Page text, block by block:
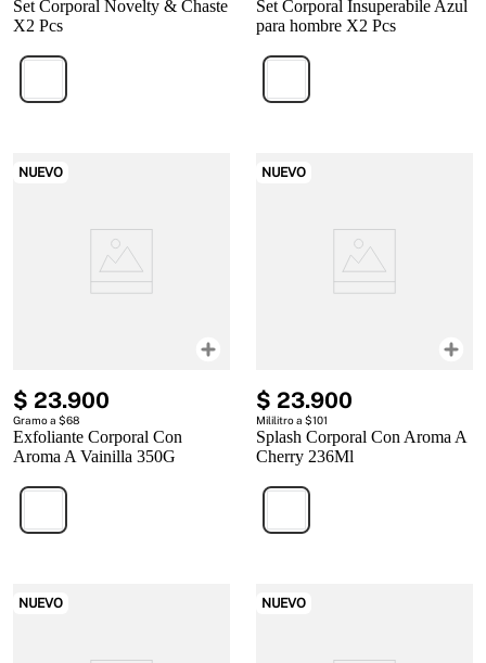
Set Corporal Novelty & Chaste
X2 Pcs
Set Corporal Insuperabile Azul
para hombre X2 Pcs
NUEVO
$ 23.900
Gramo a $68
Exfoliante Corporal Con
Aroma A Vainilla 350G
NUEVO
$ 23.900
Mililitro a $101
Splash Corporal Con Aroma A
Cherry 236Ml
NUEVO NUEVO